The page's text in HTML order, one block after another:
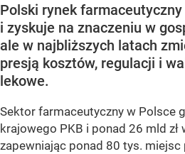
Polski rynek
i zyskuje na znaczeniu w
ale w najbliższych latach
presją kosztów, regulacji i
lekowe.
Sektor farmaceutyczny w Polsce
krajowego PKB i ponad 26 mld
zapewniając ponad 80 tys. miejsc